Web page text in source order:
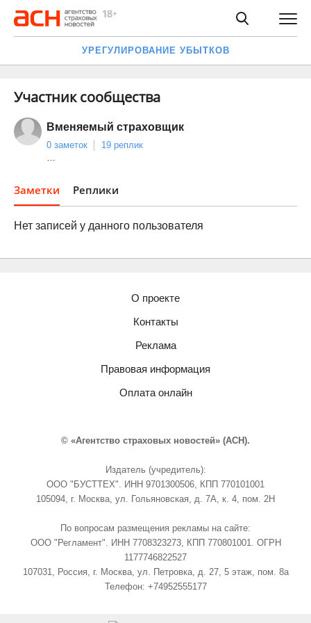
УРЕГУЛИРОВАНИЕ УБЫТКОВ
Участник сообщества
Вменяемый страховщик
0 заметок
19 реплик
…
Заметки Реплики
Нет записей у данного пользователя
О проекте
Контакты
Реклама
Правовая информация
Оплата онлайн
© «Агентство страховых новостей» (АСН).
Издатель (учредитель):
ООО "БУСТТЕХ". ИНН 9701300506, КПП 770101001
105094, г. Москва, ул. Гольяновская, д. 7А, к. 4, пом. 2Н
По вопросам размещения рекламы на сайте:
ООО "Регламент". ИНН 7708323273, КПП 770801001. ОГРН
1177746822527
107031, Россия, г. Москва, ул. Петровка, д. 27, 5 этаж, пом. 8а
Телефон: +74952555177